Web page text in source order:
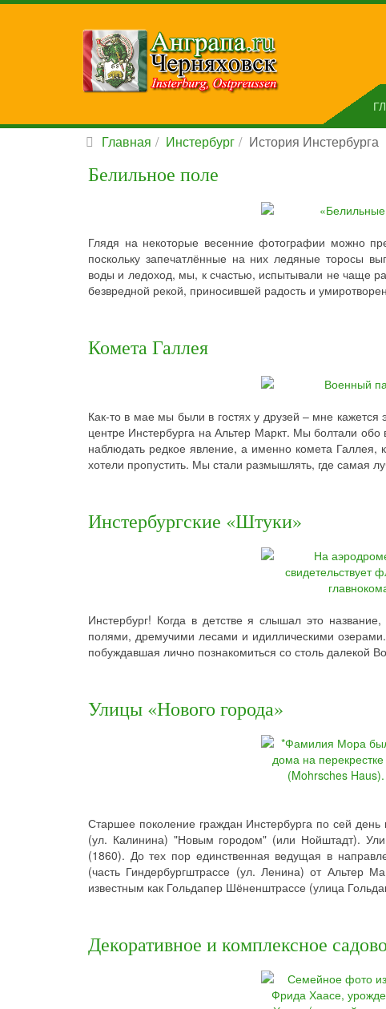
Главная Инстербург История Инстербурга
Белильное поле
Глядя на некоторые весенние фотографии можно
поскольку запечатлённые на них ледяные торосы
воды и ледоход, мы, к счастью, испытывали не чаще
безвредной рекой, приносившей радость и
Комета Галлея
Как-то в мае мы были в гостях у друзей – мне
центре Инстербурга на Альтер Маркт. Мы болтали
наблюдать редкое явление, а именно комета Галлея,
хотели пропустить. Мы стали размышлять, где самая
Инстербургские «Штуки»
Инстербург! Когда в детстве я слышал это
полями, дремучими лесами и идиллическими
побуждавшая лично познакомиться со столь далекой
Улицы «Нового города»
Старшее поколение граждан Инстербурга по сей
(ул. Калинина) "Новым городом" (или Нойштадт).
(1860). До тех пор единственная ведущая в
(часть Гиндербургштрассе (ул. Ленина) от Альтер
известным как Гольдапер Шёненштрассе (улица
Декоративное и комплексное